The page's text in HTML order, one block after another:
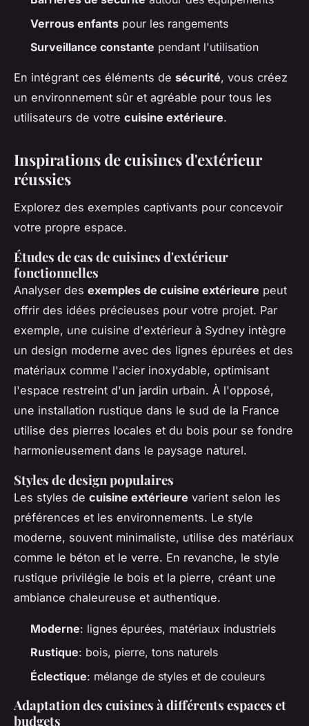
Verrous enfants pour les rangements
Surveillance constante pendant l'utilisation
En intégrant ces éléments de sécurité, vous créez
un environnement sûr et agréable pour tous les
utilisateurs de votre cuisine extérieure.
Inspirations de cuisines d'extérieur
réussies
Explorez des exemples captivants pour concevoir
votre propre espace.
Études de cas de cuisines d'extérieur
fonctionnelles
Analyser des exemples de cuisine extérieure peut
offrir des idées précieuses pour votre projet. Par
exemple, une cuisine d'extérieur à Sydney intègre
un design moderne avec des lignes épurées et des
matériaux comme l'acier inoxydable, optimisant
l'espace restreint d'un jardin urbain. À l'opposé,
une installation rustique dans le sud de la France
utilise des pierres locales et du bois pour se fondre
harmonieusement dans le paysage naturel.
Styles de design populaires
Les styles de cuisine extérieure varient selon les
préférences et les environnements. Le style
moderne, souvent minimaliste, utilise des matériaux
comme le béton et le verre. En revanche, le style
rustique privilégie le bois et la pierre, créant une
ambiance chaleureuse et authentique.
Moderne: lignes épurées, matériaux industriels
Rustique: bois, pierre, tons naturels
Éclectique: mélange de styles et de couleurs
Adaptation des cuisines à différents espaces et
budgets